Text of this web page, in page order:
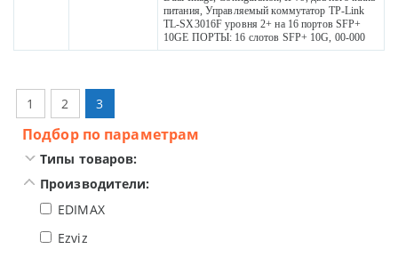
питания, Управляемый коммутатор TP-Link
TL-SX3016F уровня 2+ на 16 портов SFP+
10GE ПОРТЫ: 16 слотов SFP+ 10G, 00-000
1 2 3
Подбор по параметрам
Типы товаров:
Производители:
EDIMAX
Ezviz